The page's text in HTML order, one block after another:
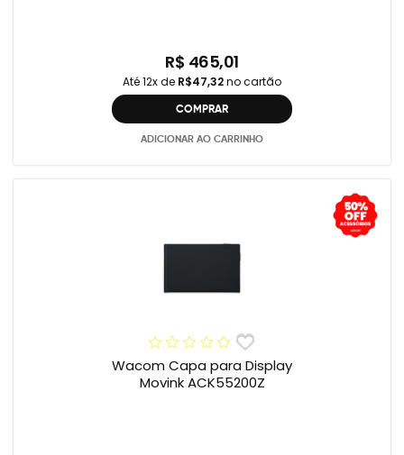
R$ 465,01
Até 12x de R$47,32no cartão
COMPRAR
ADICIONAR AO CARRINHO
Wacom Capa para Display
Movink ACK55200Z